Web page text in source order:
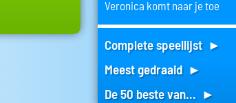
Veronica komt naar je toe
Complete speellijst ►
Meest gedraaid ►
De 50 beste van... ►